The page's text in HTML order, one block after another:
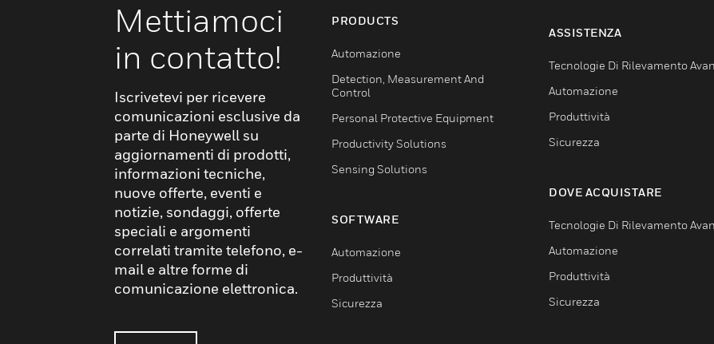
Mettiamoci
in contatto!
Iscrivetevi per ricevere
comunicazioni esclusive da
parte di Honeywell su
aggiornamenti di prodotti,
informazioni tecniche,
nuove offerte, eventi e
notizie, sondaggi, offerte
speciali e argomenti
correlati tramite telefono, e-
mail e altre forme di
comunicazione elettronica.
PRODUCTS
Automazione
Detection, Measurement And
Control
Personal Protective Equipment
Productivity Solutions
Sensing Solutions
SOFTWARE
Automazione
Produttività
Sicurezza
ASSISTENZA
Tecnologie Di Rilevamento
Automazione
Produttività
Sicurezza
DOVE ACQUISTARE
Tecnologie Di Rilevamento
Automazione
Produttività
Sicurezza